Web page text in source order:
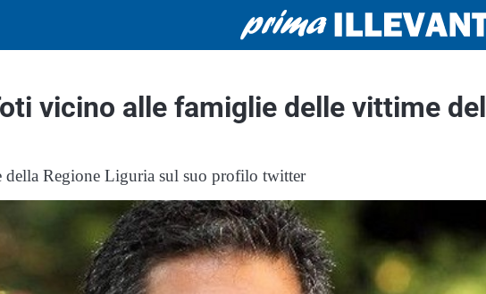
vicino alle famiglie delle vittime del
della Regione Liguria sul suo profilo twitter